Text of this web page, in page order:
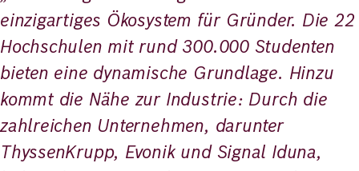
einzigartiges Ökosystem für Gründer. Die 22
Hochschulen mit rund 300.000 Studenten
bieten eine dynamische Grundlage. Hinzu
kommt die Nähe zur Industrie: Durch die
zahlreichen Unternehmen, darunter
ThyssenKrupp, Evonik und Signal Iduna,